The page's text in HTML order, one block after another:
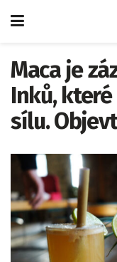
Maca je
Inků,
sílu.